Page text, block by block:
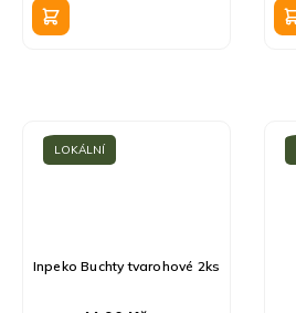
LOKÁLNÍ
Inpeko Buchty tvarohové 2ks